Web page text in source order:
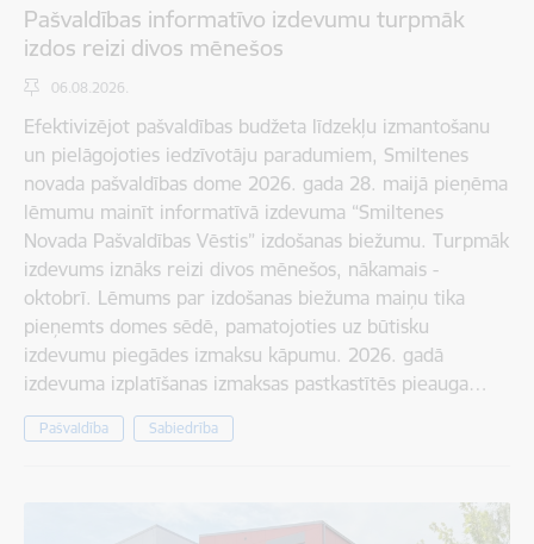
Pašvaldības informatīvo izdevumu turpmāk
izdos reizi divos mēnešos
06.08.2026.
Efektivizējot pašvaldības budžeta līdzekļu izmantošanu
un pielāgojoties iedzīvotāju paradumiem, Smiltenes
novada pašvaldības dome 2026. gada 28. maijā pieņēma
lēmumu mainīt informatīvā izdevuma “Smiltenes
Novada Pašvaldības Vēstis” izdošanas biežumu. Turpmāk
izdevums iznāks reizi divos mēnešos, nākamais -
oktobrī. Lēmums par izdošanas biežuma maiņu tika
pieņemts domes sēdē, pamatojoties uz būtisku
izdevumu piegādes izmaksu kāpumu. 2026. gadā
izdevuma izplatīšanas izmaksas pastkastītēs pieauga…
Pašvaldība Sabiedrība